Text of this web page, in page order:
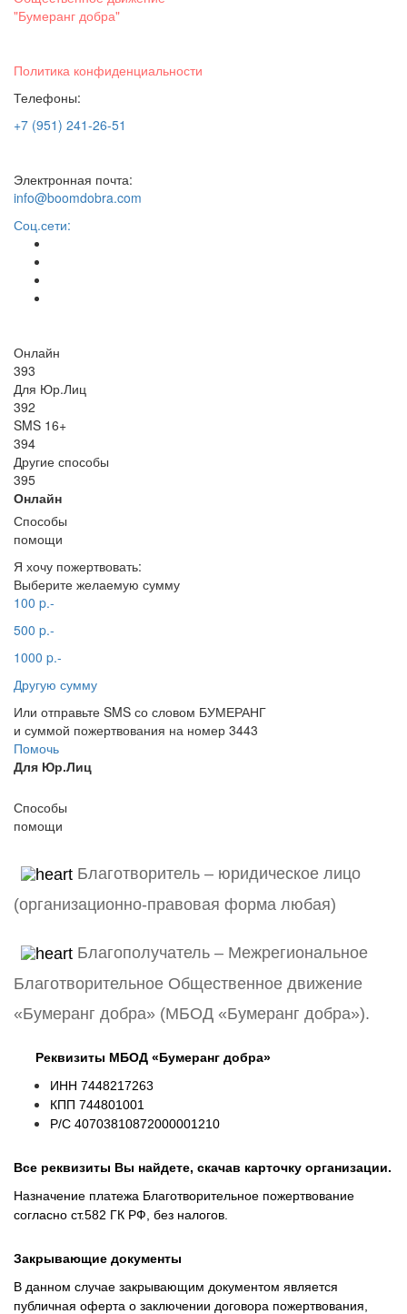
"Бумеранг добра"
Политика конфиденциальности
Телефоны:
+7 (951) 241-26-51
Электронная почта:
info@boomdobra.com
Соц.сети:
Онлайн
393
Для Юр.Лиц
392
SMS 16+
394
Другие способы
395
Онлайн
Способы
помощи
Я хочу пожертвовать:
Выберите желаемую сумму
100 p.-
500 p.-
1000 p.-
Другую сумму
Или отправьте SMS со словом БУМЕРАНГ
и суммой пожертвования на номер 3443
Помочь
Для Юр.Лиц
Способы
помощи
Благотворитель – юридическое лицо
(организационно-правовая форма любая)
Благополучатель – Межрегиональное
Благотворительное Общественное движение
«Бумеранг добра» (МБОД «Бумеранг добра»).
Реквизиты МБОД «Бумеранг добра»
ИНН 7448217263
КПП 744801001
Р/С 40703810872000001210
Все реквизиты Вы найдете, скачав карточку организации.
Назначение платежа Благотворительное пожертвование
согласно ст.582 ГК РФ, без налогов.
Закрывающие документы
В данном случае закрывающим документом является
публичная оферта о заключении договора пожертвования,